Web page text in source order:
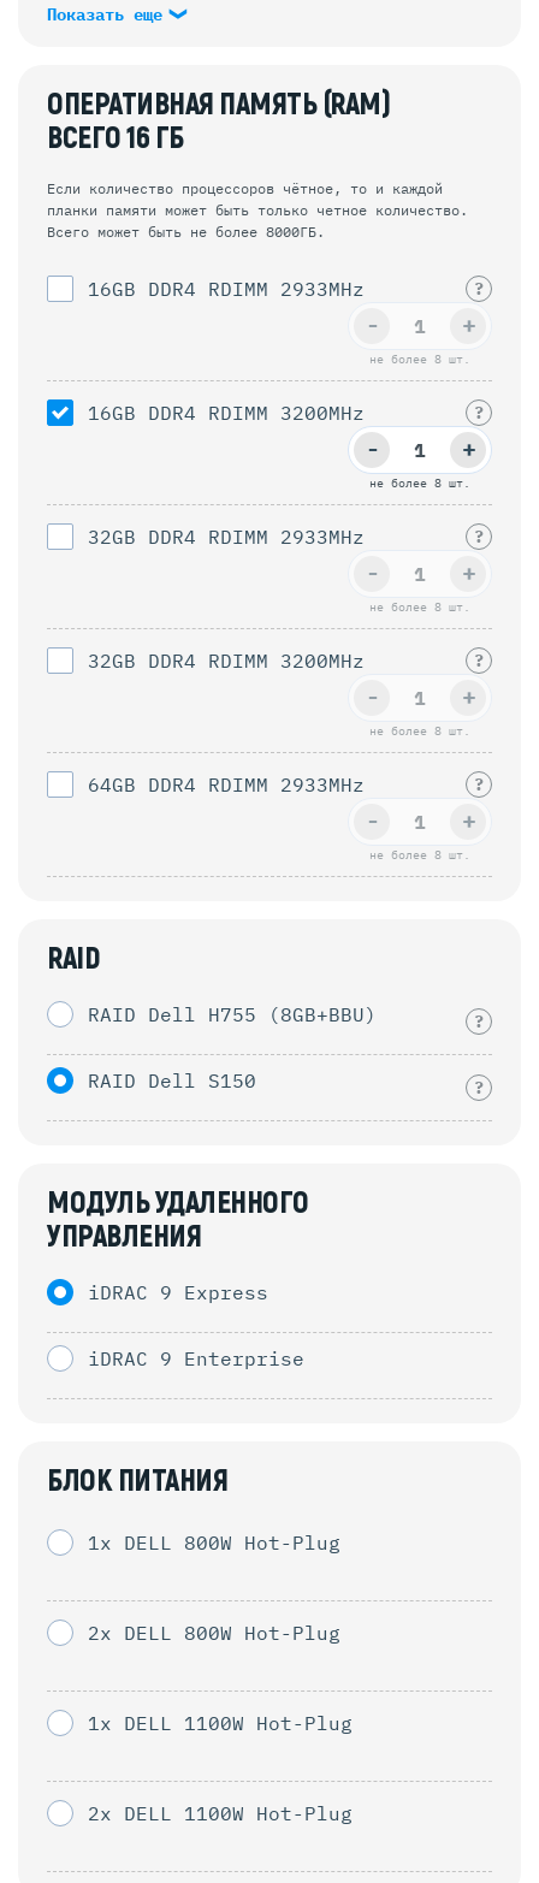
Показать еще
ОПЕРАТИВНАЯ ПАМЯТЬ (RAM)
ВСЕГО16 ГБ
Если количество процессоров чётное, то и каждой
планки памяти может быть только четное количество.
Всего может быть не более 8000ГБ.
16GB DDR4 RDIMM 2933MHz ?
не более 8 шт.
+
-
16GB DDR4 RDIMM 3200MHz ?
не более 8 шт.
+
-
32GB DDR4 RDIMM 2933MHz ?
не более 8 шт.
+
-
32GB DDR4 RDIMM 3200MHz ?
не более 8 шт.
+
-
64GB DDR4 RDIMM 2933MHz ?
не более 8 шт.
+
-
RAID
RAID Dell H755 (8GB+BBU) ?
RAID Dell S150 ?
МОДУЛЬ УДАЛЕННОГО
УПРАВЛЕНИЯ
iDRAC 9 Express
iDRAC 9 Enterprise
БЛОК ПИТАНИЯ
1x DELL 800W Hot-Plug
2x DELL 800W Hot-Plug
1x DELL 1100W Hot-Plug
2x DELL 1100W Hot-Plug